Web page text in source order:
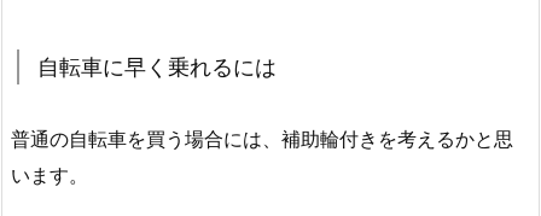
自転車に早く乗れるには
普通の自転車を買う場合には、補助輪付きを考えるかと思
います。